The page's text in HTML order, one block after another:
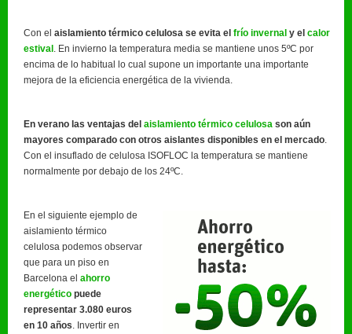
Con el aislamiento térmico celulosa se evita el frío invernal y el calor
estival . En invierno la temperatura media se mantiene unos 5ºC por
encima de lo habitual lo cual supone un importante una importante
mejora de la eficiencia energética de la vivienda.
En verano las ventajas del aislamiento térmico celulosa son aún
mayores comparado con otros aislantes disponibles en el mercado.
Con el insuflado de celulosa ISOFLOC la temperatura se mantiene
normalmente por debajo de los 24ºC.
En el siguiente ejemplo de
aislamiento térmico
celulosa podemos observar
que para un piso en
Barcelona el ahorro
energético puede
representar 3.080 euros
en 10 años. Invertir en